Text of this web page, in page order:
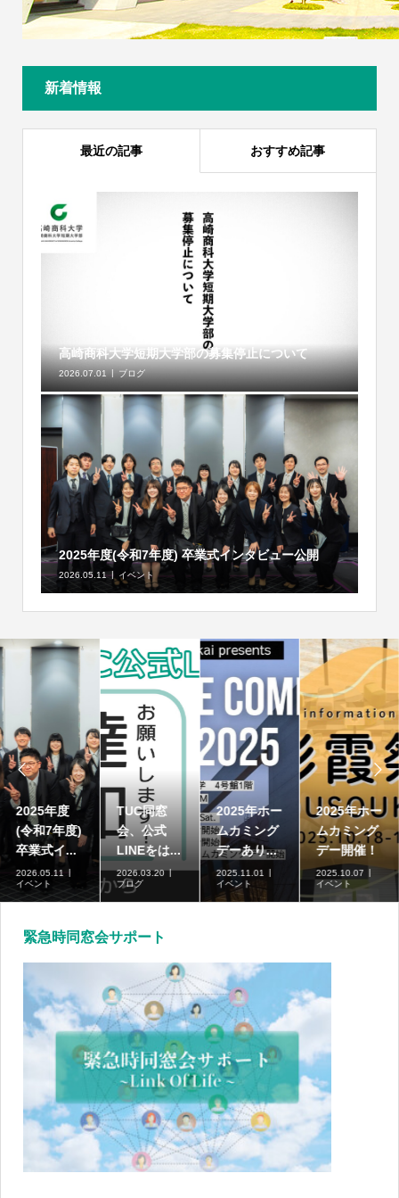
新着情報
最近の記事 おすすめ記事
高崎商科大学短期大学部の募集停止について
2026.07.01 ブログ
2025年度(令和7年度) 卒業式インタビュー公開
2026.05.11 イベント

2025年度
(令和7年度)
卒業式イ...
2026.05.11
イベント
TUC同窓
会、公式
LINEをは...
2026.03.20
ブログ
2025年ホー
ムカミング
デーあり...
2025.11.01
イベント
2025年ホー
ムカミング
デー開催！
2025.10.07
イベント

緊急時同窓会サポート